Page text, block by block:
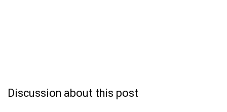
Discussion about this post